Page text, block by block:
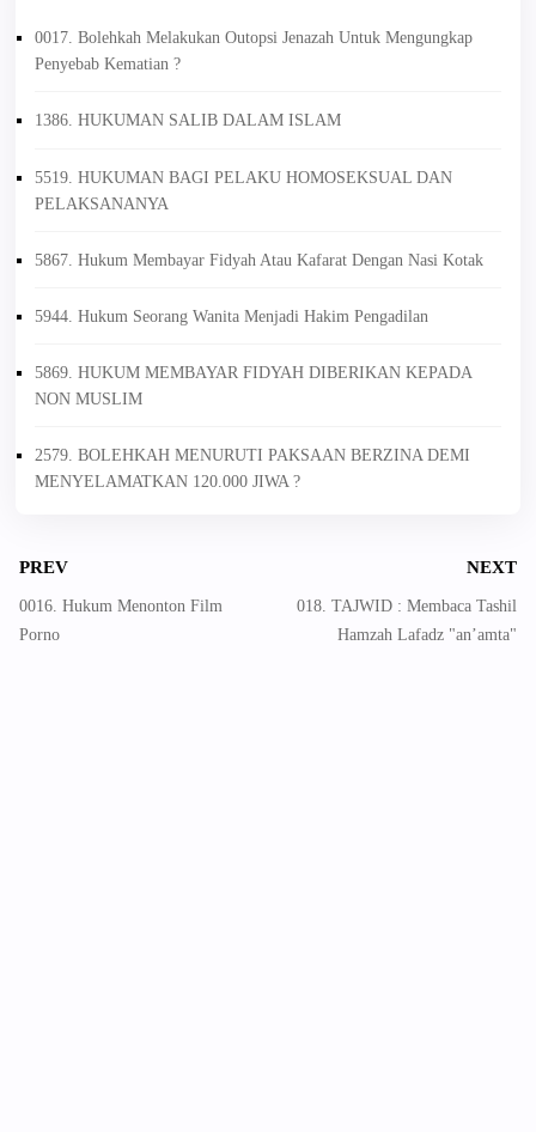
0017. Bolehkah Melakukan Outopsi Jenazah Untuk Mengungkap
Penyebab Kematian ?
1386. HUKUMAN SALIB DALAM ISLAM
5519. HUKUMAN BAGI PELAKU HOMOSEKSUAL DAN
PELAKSANANYA
5867. Hukum Membayar Fidyah Atau Kafarat Dengan Nasi Kotak
5944. Hukum Seorang Wanita Menjadi Hakim Pengadilan
5869. HUKUM MEMBAYAR FIDYAH DIBERIKAN KEPADA
NON MUSLIM
2579. BOLEHKAH MENURUTI PAKSAAN BERZINA DEMI
MENYELAMATKAN 120.000 JIWA ?
PREV
0016. Hukum Menonton Film
Porno
NEXT
018. TAJWID : Membaca Tashil
Hamzah Lafadz "an’amta"